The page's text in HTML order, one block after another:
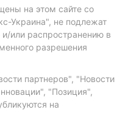
на этом сайте со
Украина", не подлежат
или распространению в
разрешения
партнеров", "Новости
"Позиция",
на